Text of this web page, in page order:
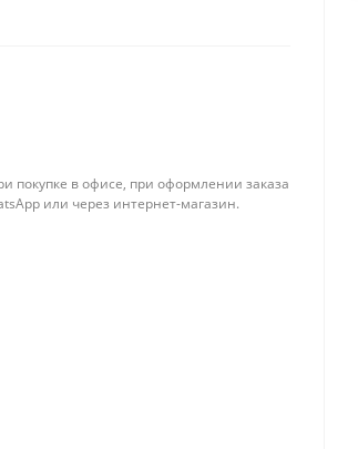
покупке в офисе, при оформлении заказа
или через интернет-магазин.